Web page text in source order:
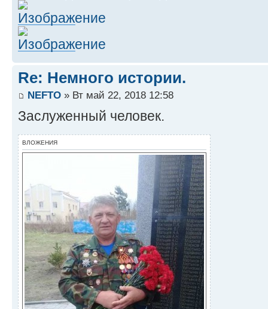
Re: Немного истории.
NEFTO » Вт май 22, 2018 12:58
Заслуженный человек.
ВЛОЖЕНИЯ